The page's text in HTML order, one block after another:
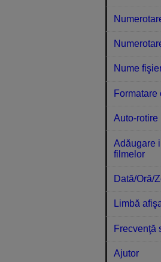
Nume
Formatare
Auto-rotire
Adăugare
filmelor
Dată/Oră/
Limbă
Frecvenţă
Ajutor